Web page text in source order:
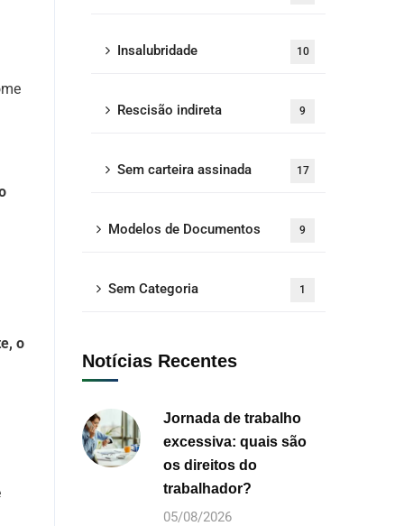
o
Insalubridade 10
Rescisão indireta 9
Sem carteira assinada 17
Modelos de Documentos 9
Sem Categoria 1
Notícias Recentes
Jornada de trabalho
excessiva: quais são
os direitos do
trabalhador?
05/08/2026